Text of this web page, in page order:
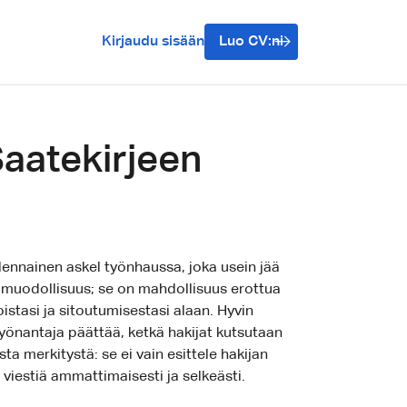
Kirjaudu sisään Luo CV:ni
askel työnhaussa, joka usein jää
se on mahdollisuus erottua
ja sitoutumisestasi alaan. Hyvin
päättää, ketkä hakijat kutsutaan
merkitystä: se ei vain esittele hakijan
ammattimaisesti ja selkeästi.